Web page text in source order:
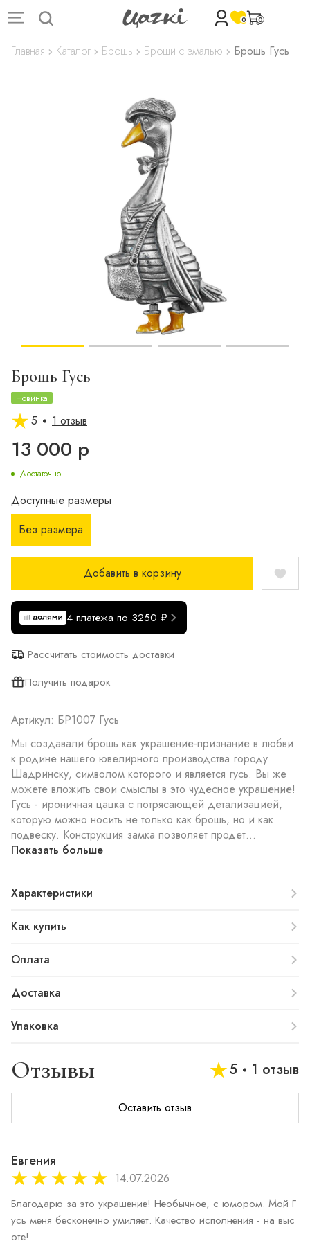
0 0
Главная Каталог Брошь Броши с эмалью Брошь Гусь
Брошь Гусь
Новинка
5 1 отзыв
13 000 р
Достаточно
Доступные размеры
Без размера
Добавить в корзину
4 платежа по 3250 ₽
Рассчитать стоимость доставки
Получить подарок
Артикул: БР1007 Гусь
Мы создавали брошь как украшение-признание в любви
к родине нашего ювелирного производства городу
Шадринску, символом которого и является гусь. Вы же
можете вложить свои смыслы в это чудесное украшение!
Гусь - ироничная цацка с потрясающей детализацией,
которую можно носить не только как брошь, но и как
подвеску. Конструкция замка позволяет продет...
Показать больше
Характеристики
Как купить
Оплата
Доставка
Упаковка
Отзывы 5 1 отзыв
Оставить отзыв
Евгения
14.07.2026
Благодарю за это украшение! Необычное, с юмором. Мой Г
усь меня бесконечно умиляет. Качество исполнения - на выс
оте!